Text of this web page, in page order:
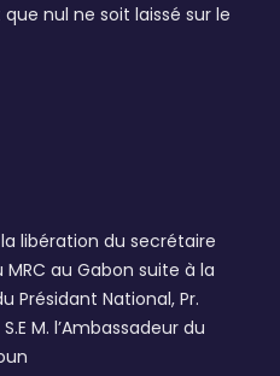
nul ne soit laissé sur le
libération du secrétaire
au Gabon suite à la
Présidant National, Pr.
M. l’Ambassadeur du